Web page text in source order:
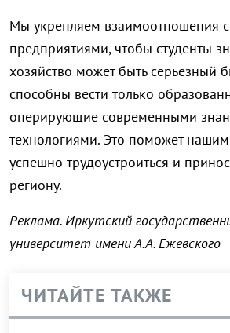
Мы укрепляем взаимоотношения
предприятиями, чтобы студенты
хозяйство может быть серьезный
способны вести только
оперирующие современными
технологиями. Это поможет
успешно трудоустроиться и
региону.
Реклама. Иркутский
университет имени А.А. Ежевского
ЧИТАЙТЕ ТАКЖЕ